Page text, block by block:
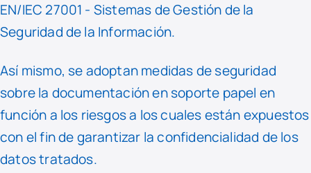
EN/IEC 27001 - Sistemas de Gestión de la
Seguridad de la Información.
Así mismo, se adoptan medidas de seguridad
sobre la documentación en soporte papel en
función a los riesgos a los cuales están expuestos
con el fin de garantizar la confidencialidad de los
datos tratados.